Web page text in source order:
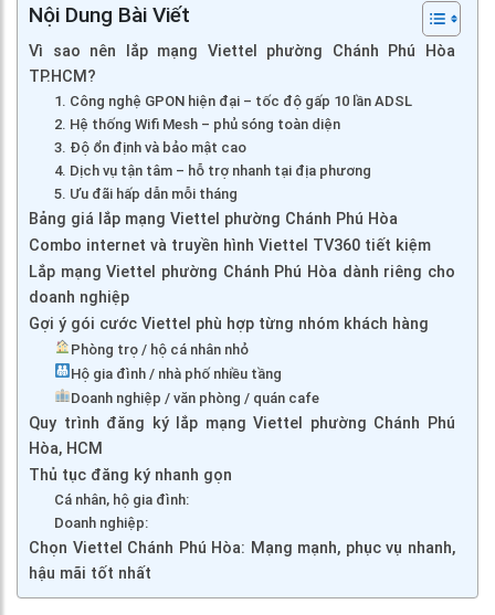
Nội Dung Bài Viết
Vì sao nên lắp mạng Viettel phường Chánh Phú Hòa
TP.HCM?
1. Công nghệ GPON hiện đại – tốc độ gấp 10 lần ADSL
2. Hệ thống Wifi Mesh – phủ sóng toàn diện
3. Độ ổn định và bảo mật cao
4. Dịch vụ tận tâm – hỗ trợ nhanh tại địa phương
5. Ưu đãi hấp dẫn mỗi tháng
Bảng giá lắp mạng Viettel phường Chánh Phú Hòa
Combo internet và truyền hình Viettel TV360 tiết kiệm
Lắp mạng Viettel phường Chánh Phú Hòa dành riêng cho
doanh nghiệp
Gợi ý gói cước Viettel phù hợp từng nhóm khách hàng
Phòng trọ / hộ cá nhân nhỏ
Hộ gia đình / nhà phố nhiều tầng
Doanh nghiệp / văn phòng / quán cafe
Quy trình đăng ký lắp mạng Viettel phường Chánh Phú
Hòa, HCM
Thủ tục đăng ký nhanh gọn
Cá nhân, hộ gia đình:
Doanh nghiệp:
Chọn Viettel Chánh Phú Hòa: Mạng mạnh, phục vụ nhanh,
hậu mãi tốt nhất